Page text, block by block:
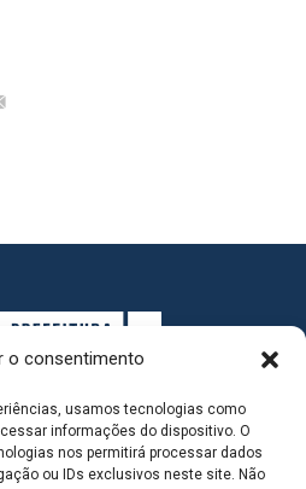
o consentimento
usamos tecnologias como
informações do dispositivo. O
nos permitirá processar dados
ou IDs exclusivos neste site. Não